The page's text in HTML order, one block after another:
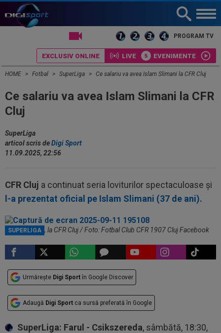
PROGRAM TV
EXCLUSIV ONLINE LIVE EVENIMENTE
HOME Fotbal SuperLiga Ce salariu va avea Islam Slimani la CFR Cluj
Ce salariu va avea Islam Slimani la CFR
Cluj
SuperLiga
articol scris deDigi Sport
11.09.2025, 22:56
CFR Cluj a continuat seria loviturilor spectaculoase și
l-a prezentat oficial pe Islam Slimani (37 de ani).
SUPERLIGA
Islam Slimani, la CFR Cluj / Foto: Fotbal Club CFR 1907 Cluj Facebook
Urmărește Digi Sport în Google Discover
Adaugă Digi Sport ca sursă preferată în Google
SuperLiga: Farul - Csikszereda, sâmbătă, 18:30,